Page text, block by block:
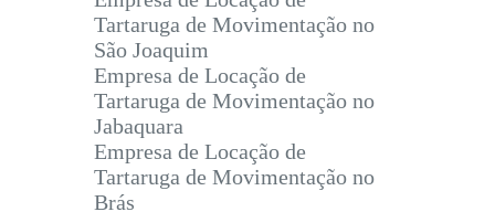
Tartaruga de Movimentação no
São Joaquim
Empresa de Locação de
Tartaruga de Movimentação no
Jabaquara
Empresa de Locação de
Tartaruga de Movimentação no
Brás